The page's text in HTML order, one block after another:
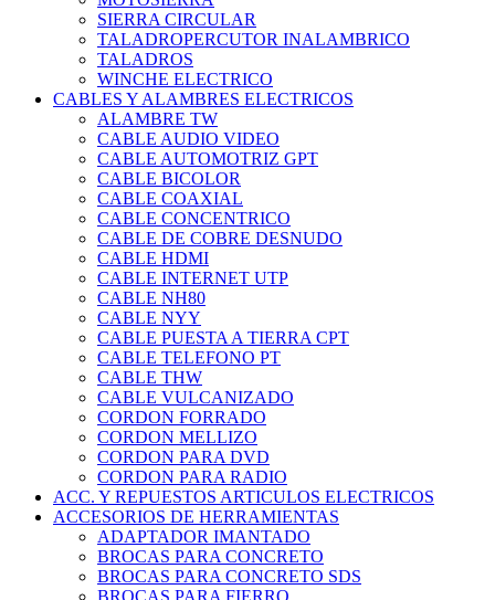
SIERRA CIRCULAR
TALADROPERCUTOR INALAMBRICO
TALADROS
WINCHE ELECTRICO
CABLES Y ALAMBRES ELECTRICOS
ALAMBRE TW
CABLE AUDIO VIDEO
CABLE AUTOMOTRIZ GPT
CABLE BICOLOR
CABLE COAXIAL
CABLE CONCENTRICO
CABLE DE COBRE DESNUDO
CABLE HDMI
CABLE INTERNET UTP
CABLE NH80
CABLE NYY
CABLE PUESTA A TIERRA CPT
CABLE TELEFONO PT
CABLE THW
CABLE VULCANIZADO
CORDON FORRADO
CORDON MELLIZO
CORDON PARA DVD
CORDON PARA RADIO
ACC. Y REPUESTOS ARTICULOS ELECTRICOS
ACCESORIOS DE HERRAMIENTAS
ADAPTADOR IMANTADO
BROCAS PARA CONCRETO
BROCAS PARA CONCRETO SDS
BROCAS PARA FIERRO